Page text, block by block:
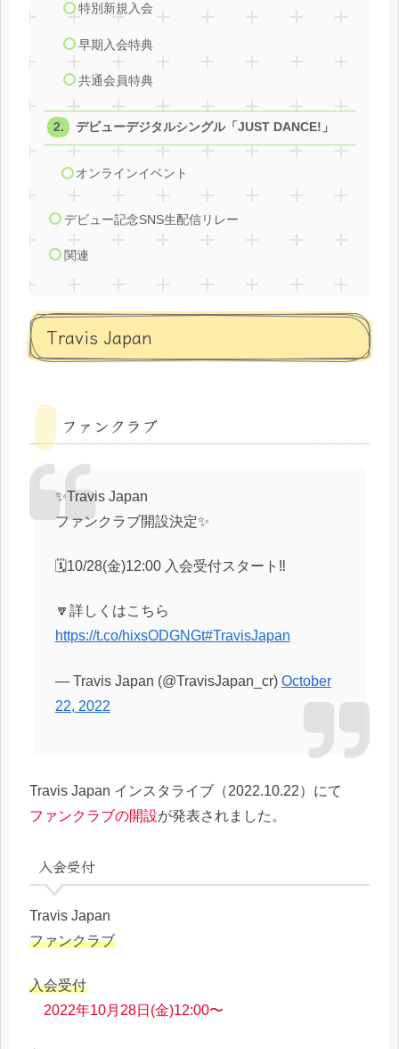
特別新規入会
早期入会特典
共通会員特典
デビューデジタルシングル「JUST DANCE!」
オンラインイベント
デビュー記念SNS生配信リレー
関連
Travis Japan
ファンクラブ
✨Travis Japan
ファンクラブ開設決定✨
🗓10/28(金)12:00 入会受付スタート‼️
🔽詳しくはこちら
https://t.co/hixsODGNGt#TravisJapan
— Travis Japan (@TravisJapan_cr) October
22, 2022
Travis Japan インスタライブ（2022.10.22）にて
ファンクラブの開設が発表されました。
入会受付
Travis Japan
ファンクラブ
入会受付
2022年10月28日(金)12:00〜